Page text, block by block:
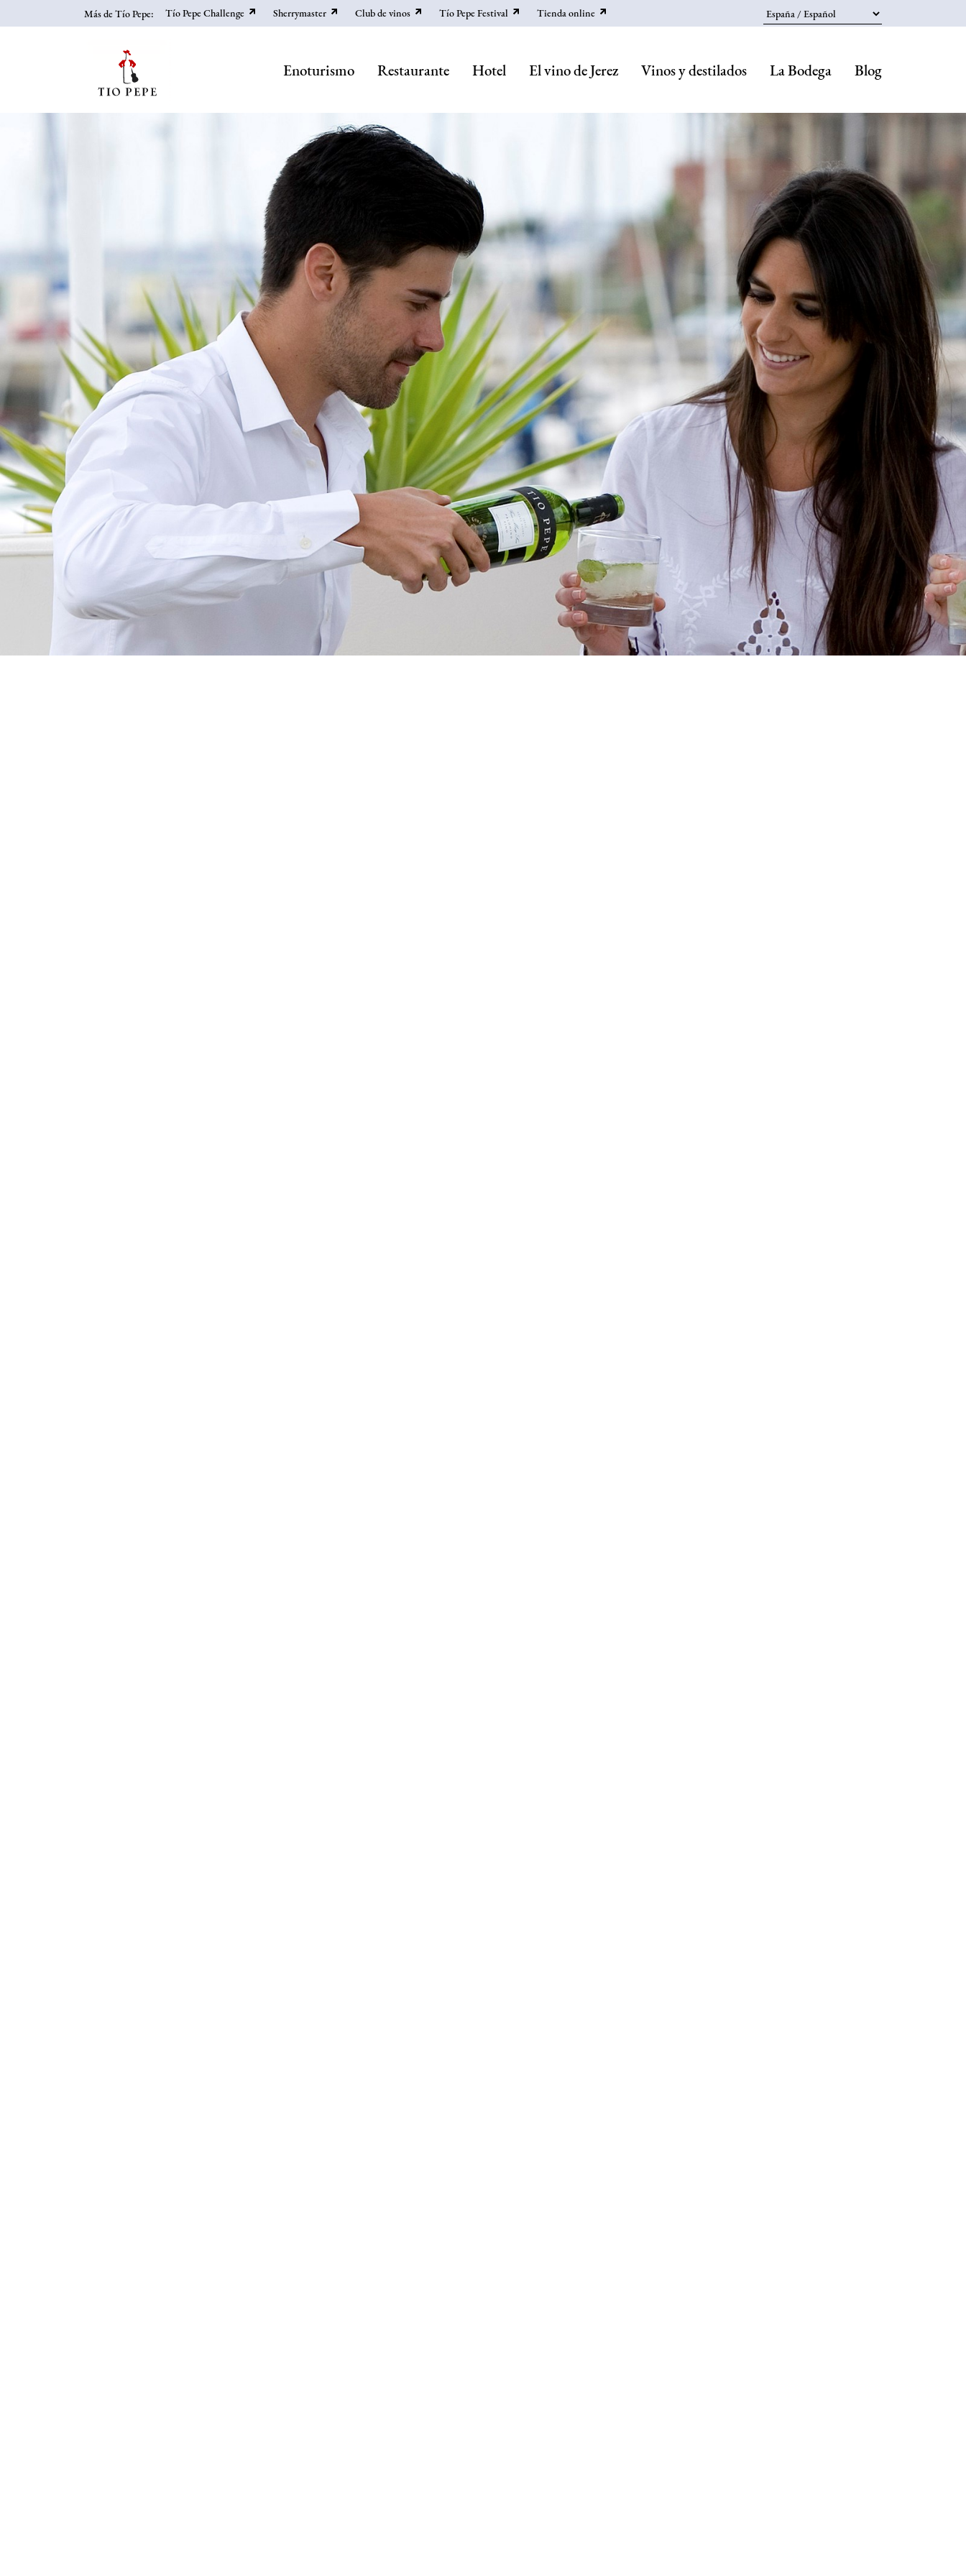
to
Más de Tío Pepe: Tío Pepe Challenge Sherrymaster Club de vinos Tío Pepe Festival Tienda online Select your language
principal
Enoturismo Restaurante Hotel El vino de Jerez Vinos y destilados La Bodega Blog